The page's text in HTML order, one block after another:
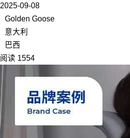
2025-09-08
Golden Goose
意大利
巴西
阅读 1554